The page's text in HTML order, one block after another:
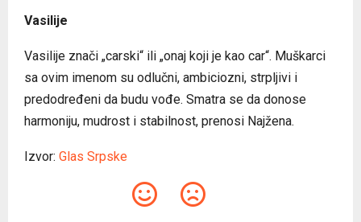
Vasilije
Vasilije znači „carski“ ili „onaj koji je kao car“. Muškarci
sa ovim imenom su odlučni, ambiciozni, strpljivi i
predodređeni da budu vođe. Smatra se da donose
harmoniju, mudrost i stabilnost, prenosi Najžena.
Izvor: Glas Srpske